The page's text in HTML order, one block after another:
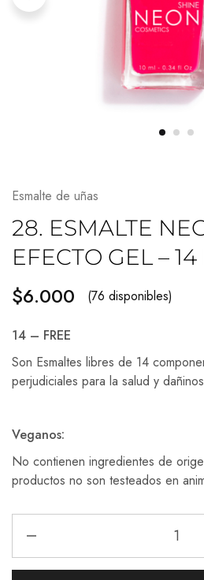
Esmalte de uñas
28. ESMALTE
EFECTO GEL – 14
$6.000 (76 disponibles)
14 – FREE
Son Esmaltes libres de 14
perjudiciales para la salud y
Veganos:
No contienen ingredientes de
productos no son testeados en